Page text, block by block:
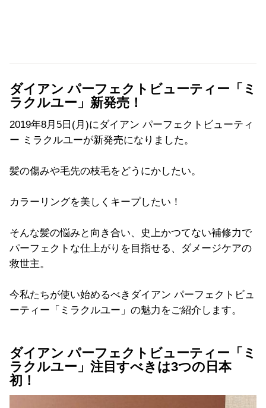
ダイアン パーフェクトビューティー「ミ
ラクルユー」新発売！
2019年8月5日(月)にダイアン パーフェクトビューティ
ー ミラクルユーが新発売になりました。
髪の傷みや毛先の枝毛をどうにかしたい。
カラーリングを美しくキープしたい！
そんな髪の悩みと向き合い、史上かつてない補修力で
パーフェクトな仕上がりを目指せる、ダメージケアの
救世主。
今私たちが使い始めるべきダイアン パーフェクトビュ
ーティー「ミラクルユー」の魅力をご紹介します。
ダイアン パーフェクトビューティー「ミ
ラクルユー」注目すべきは3つの日本
初！